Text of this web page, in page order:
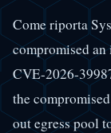
Come riporta
compromised
CVE-2026-
the
out egress pool